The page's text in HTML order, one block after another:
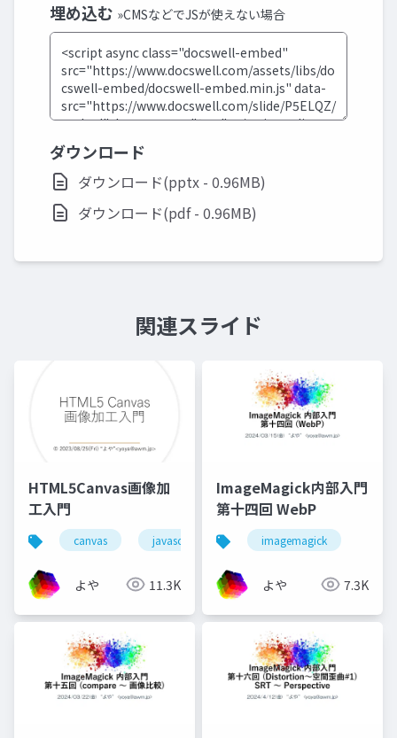
埋め込む »CMSなどでJSが使えない場合
ダウンロード
ダウンロード(pptx - 0.96MB)
ダウンロード(pdf - 0.96MB)
関連スライド
HTML5Canvas画像加
工入門
canvas javascript
よや 11.3K
ImageMagick内部入門
第十四回 WebP
imagemagick
よや 7.3K